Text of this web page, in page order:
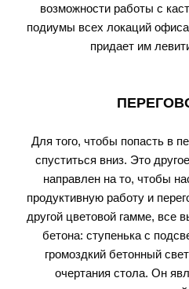
возможности работы с
подиумы всех локаций
придает им
Для того, чтобы попасть в
спуститься вниз. Это
направлен на то, чтобы
продуктивную работу и
другой цветовой гамме, все
бетона: ступенька с
громоздкий бетонный
очертания стола. Он